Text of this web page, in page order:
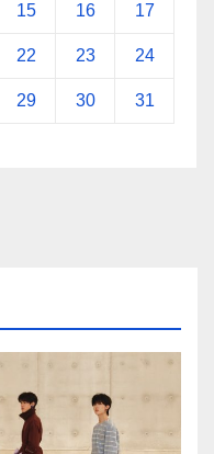
15 16 17
22 23 24
29 30 31